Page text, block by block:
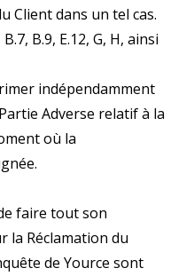
Client dans un tel cas.
B.9, E.12, G, H, ainsi
indépendamment
Adverse relatif à la
où la
faire tout son
la Réclamation du
de Yource sont